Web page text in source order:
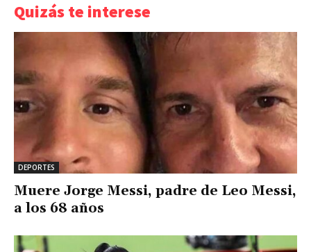
Quizás te interese
DEPORTES
Muere Jorge Messi, padre de Leo Messi,
a los 68 años